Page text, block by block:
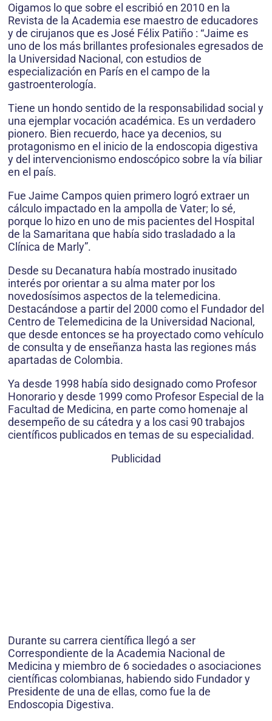
Oigamos lo que sobre el escribió en 2010 en la
Revista de la Academia ese maestro de educadores
y de cirujanos que es José Félix Patiño : “Jaime es
uno de los más brillantes profesionales egresados de
la Universidad Nacional, con estudios de
especialización en París en el campo de la
gastroenterología.
Tiene un hondo sentido de la responsabilidad social y
una ejemplar vocación académica. Es un verdadero
pionero. Bien recuerdo, hace ya decenios, su
protagonismo en el inicio de la endoscopia digestiva
y del intervencionismo endoscópico sobre la vía biliar
en el país.
Fue Jaime Campos quien primero logró extraer un
cálculo impactado en la ampolla de Vater; lo sé,
porque lo hizo en uno de mis pacientes del Hospital
de la Samaritana que había sido trasladado a la
Clínica de Marly”.
Desde su Decanatura había mostrado inusitado
interés por orientar a su alma mater por los
novedosísimos aspectos de la telemedicina.
Destacándose a partir del 2000 como el Fundador del
Centro de Telemedicina de la Universidad Nacional,
que desde entonces se ha proyectado como vehículo
de consulta y de enseñanza hasta las regiones más
apartadas de Colombia.
Ya desde 1998 había sido designado como Profesor
Honorario y desde 1999 como Profesor Especial de la
Facultad de Medicina, en parte como homenaje al
desempeño de su cátedra y a los casi 90 trabajos
científicos publicados en temas de su especialidad.
Publicidad
Durante su carrera científica llegó a ser
Correspondiente de la Academia Nacional de
Medicina y miembro de 6 sociedades o asociaciones
científicas colombianas, habiendo sido Fundador y
Presidente de una de ellas, como fue la de
Endoscopia Digestiva.